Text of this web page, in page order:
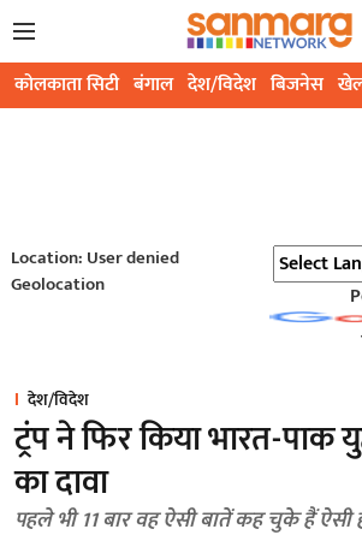
कोलकाता सिटी बंगाल देश/विदेश बिजनेस
Location: User denied
Geolocation
देश/विदेश
ट्रंप ने फिर किया भारत-पाक
का दावा
पहले भी 11 बार वह ऐसी बातें कह चुके हैं ऐसी